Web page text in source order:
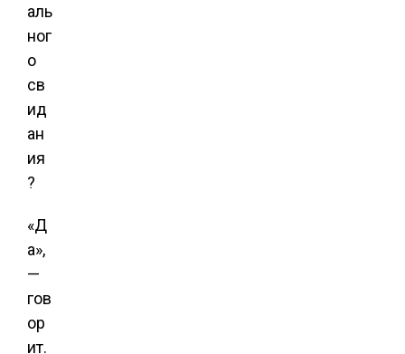
аль
ног
о
св
ид
ан
ия
?
«Д
а»,
—
гов
ор
ит.